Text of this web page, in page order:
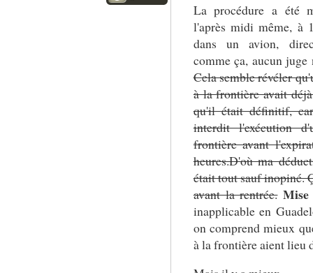
La procédure a été
l'après midi même, à
dans un avion,
comme ça, aucun
Cela semble révéler
à la frontière avait
qu'il était définitif,
interdit l'exécution
frontière avant
heures.D'où ma
était tout sauf inopiné.
avant la rentrée.
inapplicable en
on comprend mieux
à la frontière aient lieu